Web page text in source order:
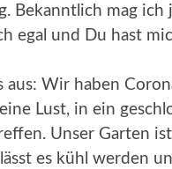
Bekanntlich mag ich
egal und Du hast
aus: Wir haben
Lust, in ein
Unser Garten
es kühl werden